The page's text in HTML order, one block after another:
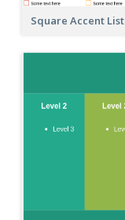
Square Accent List